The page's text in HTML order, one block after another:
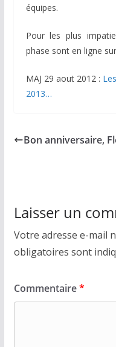
équipes.
Pour les plus
phase sont en ligne
MAJ 29 aout 2012 :
2013…
Bon anniversaire,
Laisser un
Votre adresse e-mail
obligatoires sont
Commentaire*